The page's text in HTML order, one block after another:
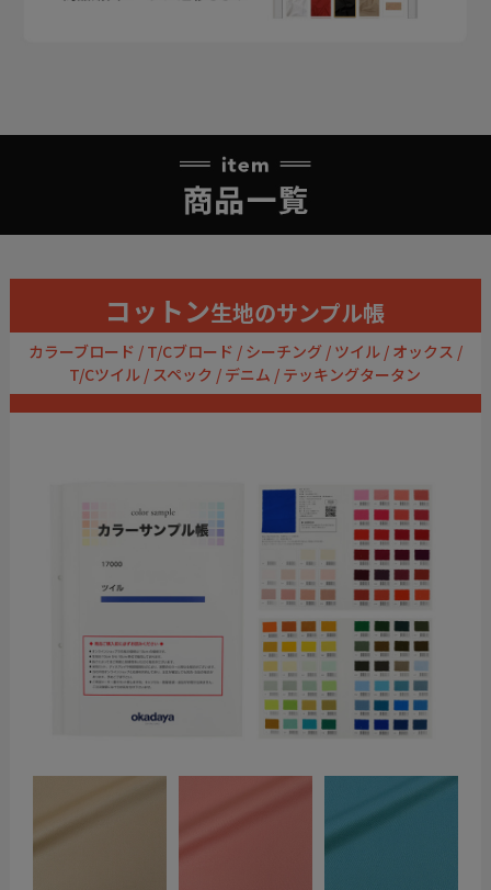
コットン生地のサンプル帳
カラーブロード / T/Cブロード / シーチング / ツイル / オックス /
T/Cツイル / スペック / デニム / テッキングタータン